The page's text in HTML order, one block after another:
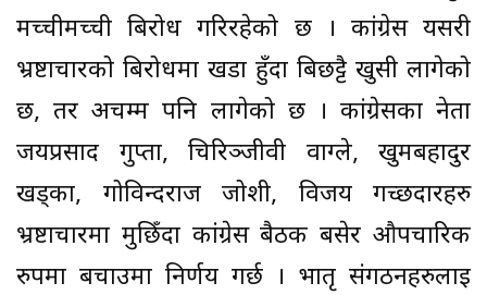
मच्चीमच्ची बिरोध गरिरहेको छ । कांग्रेस यसरी
भ्रष्टाचारको बिरोधमा खडा हुँदा बिछट्टै खुसी लागेको
छ, तर अचम्म पनि लागेको छ । कांग्रेसका नेता
जयप्रसाद गुप्ता, चिरिञ्जीवी वाग्ले, खुमबहादुर
खड्का, गोविन्दराज जोशी, विजय गच्छदारहरु
भ्रष्टाचारमा मुछिँदा कांग्रेस बैठक बसेर औपचारिक
रुपमा बचाउमा निर्णय गर्छ । भातृ संगठनहरुलाइ